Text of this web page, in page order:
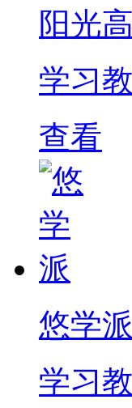
阳光
学习
查看
悠学派
学习